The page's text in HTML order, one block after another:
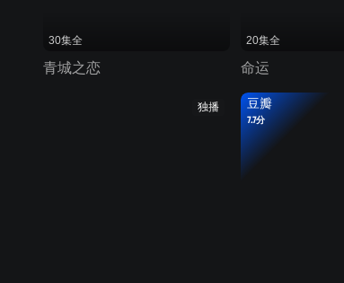
30集全
青城之恋
20集全
命运
独播 豆瓣
7.7分